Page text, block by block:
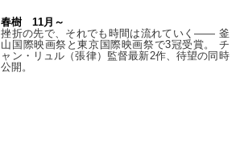
春樹 11月～
挫折の先で、それでも時間は流れていく—— 釜
山国際映画祭と東京国際映画祭で3冠受賞。 チ
ャン・リュル（張律）監督最新2作、待望の同時
公開。